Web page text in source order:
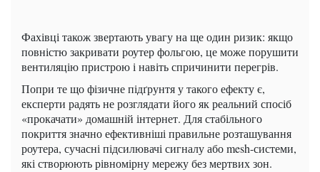
Фахівці також звертають увагу на ще один ризик: якщо
повністю закривати роутер фольгою, це може порушити
вентиляцію пристрою і навіть спричинити перегрів.
Попри те що фізичне підґрунтя у такого ефекту є,
експерти радять не розглядати його як реальний спосіб
«прокачати» домашній інтернет. Для стабільного
покриття значно ефективніші правильне розташування
роутера, сучасні підсилювачі сигналу або mesh-системи,
які створюють рівномірну мережу без мертвих зон.